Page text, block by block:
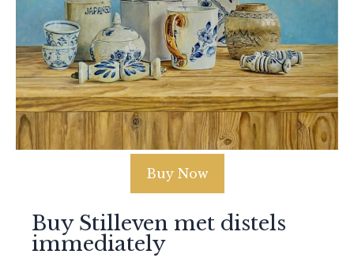
Buy Now
Buy Stilleven met distels
immediately